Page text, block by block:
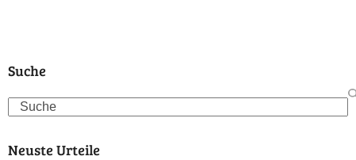
Suche
Search
Neuste Urteile